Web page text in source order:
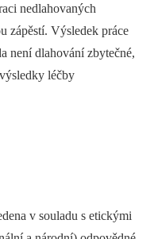
nedlahovaných
zápěstí. Výsledek práce
není dlahování zbytečné,
léčby
v souladu s etickými